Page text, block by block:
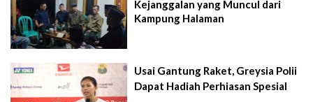
Kejanggalan yang Muncul dari
Kampung Halaman
Usai Gantung Raket, Greysia Polii
Dapat Hadiah Perhiasan Spesial